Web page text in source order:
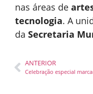
nas áreas de
tecnologia. A
da Secretaria
ANTERIOR